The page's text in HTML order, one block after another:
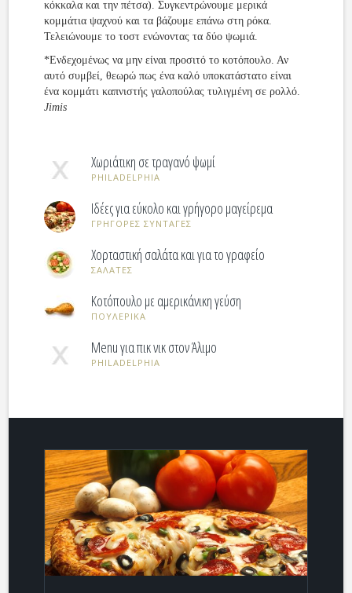
κόκκαλα και την πέτσα). Συγκεντρώνουμε μερικά
κομμάτια ψαχνού και τα βάζουμε επάνω στη ρόκα.
Τελειώνουμε το τοστ ενώνοντας τα δύο ψωμιά.
*Ενδεχομένως να μην είναι προσιτό το κοτόπουλο. Αν
αυτό συμβεί, θεωρώ πως ένα καλό υποκατάστατο είναι
ένα κομμάτι καπνιστής γαλοπούλας τυλιγμένη σε ρολλό.
Jimis
Χωριάτικη σε τραγανό ψωμί
PHILADELPHIA
Ιδέες για εύκολο και γρήγορο μαγείρεμα
ΓΡΗΓΟΡΕΣ ΣΥΝΤΑΓΕΣ
Χορταστική σαλάτα και για το γραφείο
ΣΑΛΑΤΕΣ
Κοτόπουλο με αμερικάνικη γεύση
ΠΟΥΛΕΡΙΚΑ
Menu για πικ νικ στον Άλιμο
PHILADELPHIA